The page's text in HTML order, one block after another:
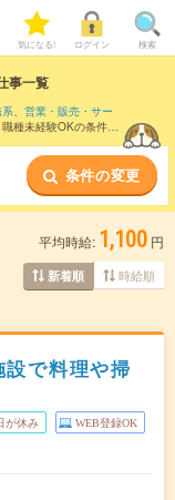
気になる! ログイン 検索
事一覧
系、 営業・販売・サー
種未経験OKの条件の
条件の変更
平均時給: 1,100 円
新着順 時給順
で料理や掃
が休み WEB登録OK